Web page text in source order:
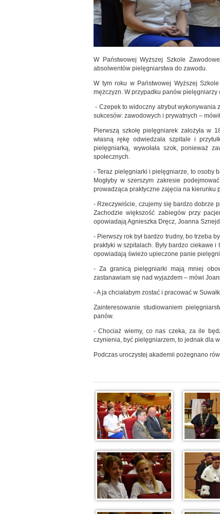
W Państwowej Wyższej Szkole
absolwentów pielęgniarstwa do zawodu.
W tym roku w Państwowej Wyższej
mężczyzn. W przypadku panów pielęgniarzy
- Czepek to widoczny atrybut wykonywania
sukcesów: zawodowych i prywatnych –
Pierwszą szkołę pielęgniarek założyła w
własną rękę odwiedzała szpitale i
pielęgniarką, wywołała szok, ponieważ
społecznych.
- Teraz pielęgniarki i pielęgniarze, to osoby
Mogłyby w szerszym zakresie
prowadząca praktyczne zajęcia na kierunku
- Rzeczywiście, czujemy się bardzo dobrze
Zachodzie większość zabiegów przy
opowiadają Agnieszka Dręcz, Joanna
- Pierwszy rok był bardzo trudny, bo trzeba
praktyki w szpitalach. Były bardzo ciekawe
opowiadają świeżo upieczone panie
- Za granicą pielęgniarki mają mniej
zastanawiam się nad wyjazdem – mówi
- A ja chciałabym zostać i pracować w
Zainteresowanie studiowaniem
panów.
- Chociaż wiemy, co nas czeka, za ile
czynienia, być pielęgniarzem, to jednak dla
Podczas uroczystej akademii pożegnano